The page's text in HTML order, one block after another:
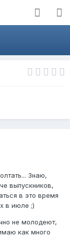
Знаю,
выпускников,
в это время
в июле ;)
не молодеют,
как много